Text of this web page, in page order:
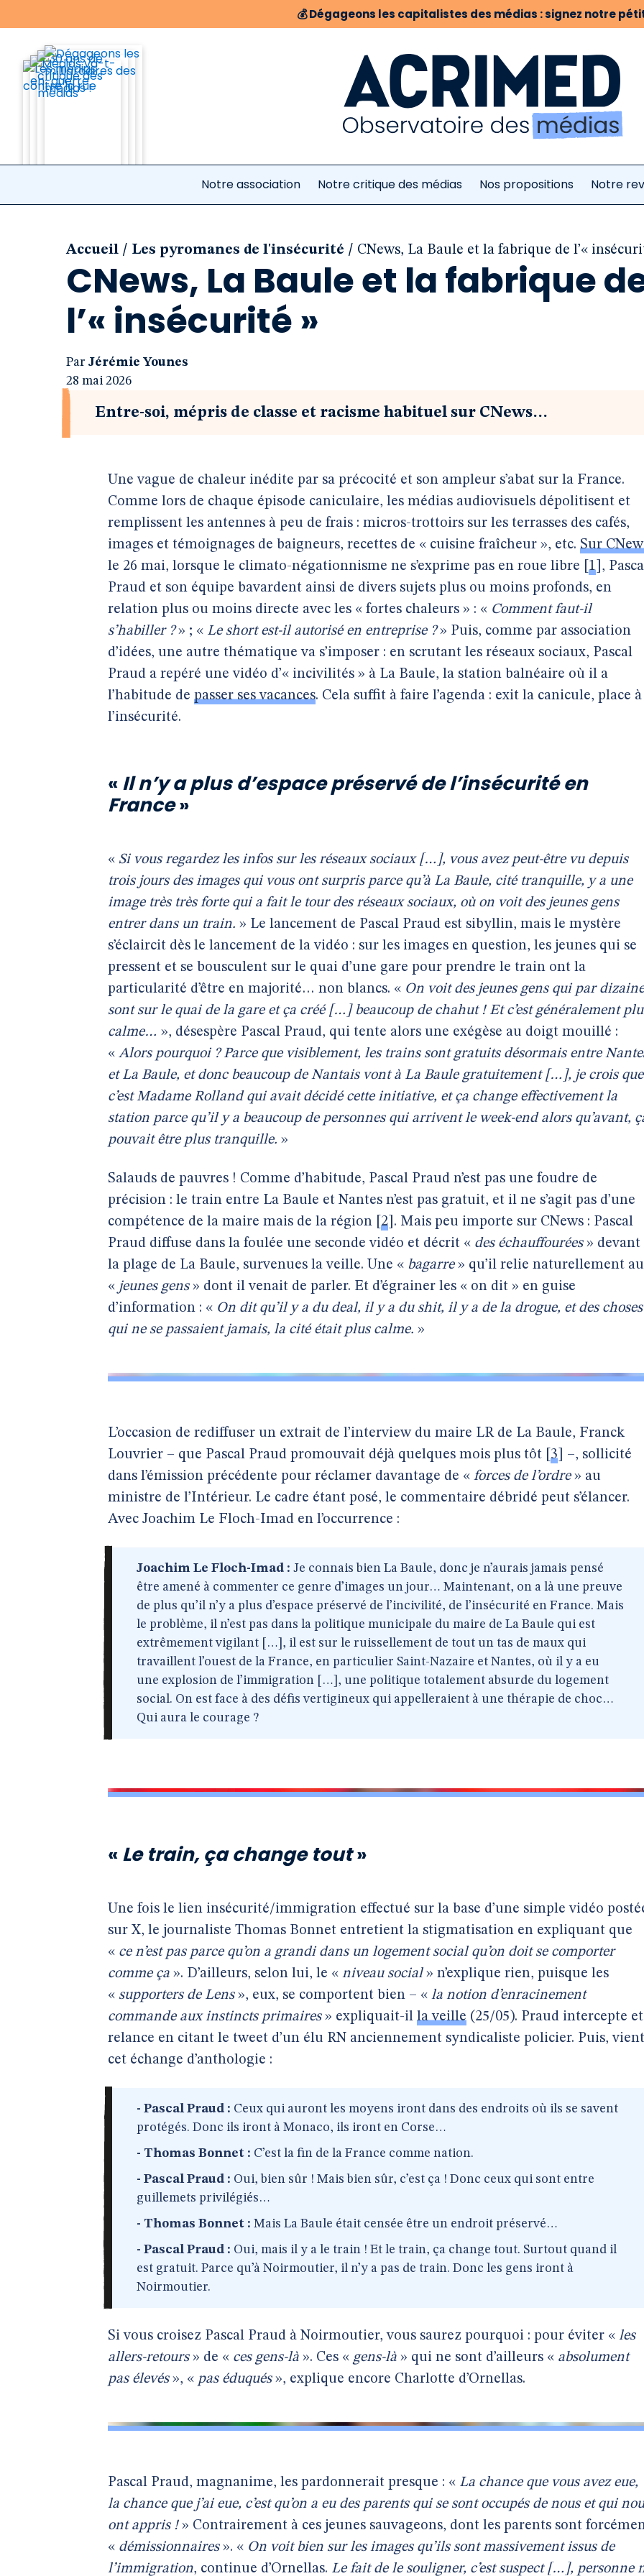
💰Dégageons les capitalistes des médias : signez notre
Notre association Notre critique des médias Nos propositions Notre
Accueil / Les pyromanes de l'insécurité / CNews, La Baule et la fabrique de l’«
CNews, La Baule et la fabrique
l’« insécurité »
Par Jérémie Younes
28 mai 2026
Entre-soi, mépris de classe et racisme habituel sur CNews…
Une vague de chaleur inédite par sa précocité et son ampleur s’abat sur la France.
Comme lors de chaque épisode caniculaire, les médias audiovisuels dépolitisent et
remplissent les antennes à peu de frais : micros-trottoirs sur les terrasses des cafés,
images et témoignages de baigneurs, recettes de « cuisine fraîcheur », etc. Sur
le 26 mai, lorsque le climato-négationnisme ne s’exprime pas en roue libre
1 ,
Praud et son équipe bavardent ainsi de divers sujets plus ou moins profonds, en
relation plus ou moins directe avec les « fortes chaleurs » : « Comment faut-il
s’habiller ?» ; « Le short est-il autorisé en entreprise ?» Puis, comme par association
d’idées, une autre thématique va s’imposer : en scrutant les réseaux sociaux, Pascal
Praud a repéré une vidéo d’« incivilités » à La Baule, la station balnéaire où il a
l’habitude de passer ses vacances. Cela suffit à faire l’agenda : exit la canicule, place à
l’insécurité.
«Il n’y a plus d’espace préservé de l’insécurité en
France»
« Si vous regardez les infos sur les réseaux sociaux […], vous avez peut-être vu depuis
trois jours des images qui vous ont surpris parce qu’à La Baule, cité tranquille, y a une
image très très forte qui a fait le tour des réseaux sociaux, où on voit des jeunes gens
entrer dans un train. » Le lancement de Pascal Praud est sibyllin, mais le mystère
s’éclaircit dès le lancement de la vidéo : sur les images en question, les jeunes qui se
pressent et se bousculent sur le quai d’une gare pour prendre le train ont la
particularité d’être en majorité… non blancs. « On voit des jeunes gens qui par
sont sur le quai de la gare et ça créé […] beaucoup de chahut ! Et c’est généralement
calme… », désespère Pascal Praud, qui tente alors une exégèse au doigt mouillé :
« Alors pourquoi ? Parce que visiblement, les trains sont gratuits désormais entre
et La Baule, et donc beaucoup de Nantais vont à La Baule gratuitement […], je crois que
c’est Madame Rolland qui avait décidé cette initiative, et ça change effectivement la
station parce qu’il y a beaucoup de personnes qui arrivent le week-end alors qu’avant,
pouvait être plus tranquille. »
Salauds de pauvres ! Comme d’habitude, Pascal Praud n’est pas une foudre de
précision : le train entre La Baule et Nantes n’est pas gratuit, et il ne s’agit pas d’une
compétence de la maire mais de la région 2 . Mais peu importe sur CNews : Pascal
Praud diffuse dans la foulée une seconde vidéo et décrit « des échauffourées» devant
la plage de La Baule, survenues la veille. Une « bagarre» qu’il relie naturellement
« jeunes gens» dont il venait de parler. Et d’égrainer les « on dit » en guise
d’information : « On dit qu’il y a du deal, il y a du shit, il y a de la drogue, et des choses
qui ne se passaient jamais, la cité était plus calme. »
L’occasion de rediffuser un extrait de l’interview du maire LR de La Baule, Franck
Louvrier – que Pascal Praud promouvait déjà quelques mois plus tôt 3
–, sollicité
dans l’émission précédente pour réclamer davantage de « forces de l’ordre» au
ministre de l’Intérieur. Le cadre étant posé, le commentaire débridé peut s’élancer.
Avec Joachim Le Floch-Imad en l’occurrence :
Joachim Le Floch-Imad : Je connais bien La Baule, donc je n’aurais jamais pensé
être amené à commenter ce genre d’images un jour… Maintenant, on a là une preuve
de plus qu’il n’y a plus d’espace préservé de l’incivilité, de l’insécurité en France. Mais
le problème, il n’est pas dans la politique municipale du maire de La Baule qui est
extrêmement vigilant […], il est sur le ruissellement de tout un tas de maux qui
travaillent l’ouest de la France, en particulier Saint-Nazaire et Nantes, où il y a eu
une explosion de l’immigration […], une politique totalement absurde du logement
social. On est face à des défis vertigineux qui appelleraient à une thérapie de choc…
Qui aura le courage ?
«Le train, ça change tout»
Une fois le lien insécurité/immigration effectué sur la base d’une simple vidéo
sur X, le journaliste Thomas Bonnet entretient la stigmatisation en expliquant que
« ce n’est pas parce qu’on a grandi dans un logement social qu’on doit se comporter
comme ça ». D’ailleurs, selon lui, le « niveau social» n’explique rien, puisque les
« supporters de Lens», eux, se comportent bien – « la notion d’enracinement
commande aux instincts primaires» expliquait-il la veille (25/05). Praud intercepte et
relance en citant le tweet d’un élu RN anciennement syndicaliste policier. Puis, vient
cet échange d’anthologie :
- Pascal Praud : Ceux qui auront les moyens iront dans des endroits où ils se savent
protégés. Donc ils iront à Monaco, ils iront en Corse…
- Thomas Bonnet : C’est la fin de la France comme nation.
- Pascal Praud : Oui, bien sûr ! Mais bien sûr, c’est ça ! Donc ceux qui sont entre
guillemets privilégiés…
- Thomas Bonnet : Mais La Baule était censée être un endroit préservé…
- Pascal Praud : Oui, mais il y a le train ! Et le train, ça change tout. Surtout quand il
est gratuit. Parce qu’à Noirmoutier, il n’y a pas de train. Donc les gens iront à
Noirmoutier.
Si vous croisez Pascal Praud à Noirmoutier, vous saurez pourquoi : pour éviter « les
allers-retours» de « ces gens-là ». Ces « gens-là » qui ne sont d’ailleurs « absolument
pas élevés», « pas éduqués», explique encore Charlotte d’Ornellas.
Pascal Praud, magnanime, les pardonnerait presque : « La chance que vous avez eue,
la chance que j’ai eue, c’est qu’on a eu des parents qui se sont occupés de nous et qui
ont appris !» Contrairement à ces jeunes sauvageons, dont les parents sont
« démissionnaires». « On voit bien sur les images qu’ils sont massivement issus de
l’immigration, continue d’Ornellas. Le fait de le souligner, c’est suspect […], personne